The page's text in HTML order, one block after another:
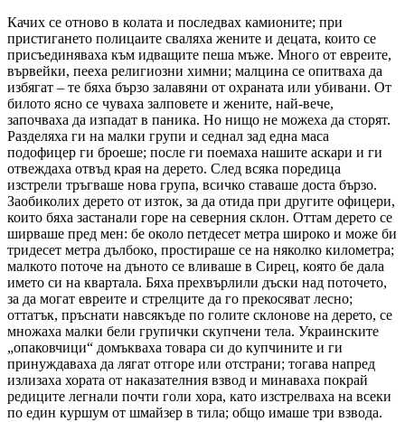
Качих се отново в колата и последвах камионите; при пристигането полицаите сваляха жените и децата, които се присъединяваха към идващите пеша мъже. Много от евреите, вървейки, пееха религиозни химни; малцина се опитваха да избягат – те бяха бързо залавяни от охраната или убивани. От билото ясно се чуваха залповете и жените, най-вече, започваха да изпадат в паника. Но нищо не можеха да сторят. Разделяха ги на малки групи и седнал зад една маса подофицер ги броеше; после ги поемаха нашите аскари и ги отвеждаха отвъд края на дерето. След всяка поредица изстрели тръгваше нова група, всичко ставаше доста бързо. Заобиколих дерето от изток, за да отида при другите офицери, които бяха застанали горе на северния склон. Оттам дерето се ширваше пред мен: бе около петдесет метра широко и може би тридесет метра дълбоко, простираше се на няколко километра; малкото поточе на дъното се вливаше в Сирец, която бе дала името си на квартала. Бяха прехвърлили дъски над поточето, за да могат евреите и стрелците да го прекосяват лесно; оттатък, пръснати навсякъде по голите склонове на дерето, се множаха малки бели групички скупчени тела. Украинските „опаковчици“ домъкваха товара си до купчините и ги принуждаваха да лягат отгоре или отстрани; тогава напред излизаха хората от наказателния взвод и минаваха покрай редиците легнали почти голи хора, като изстрелваха на всеки по един куршум от шмайзер в тила; общо имаше три взвода. Между екзекуциите няколко офицери оглеждаха телата и даваха смъртоносния изстрел с пистолет. На една височина над сцената се бяха разположили група офицери от SS и Вермахта. Там бе Йекелн със своя антураж, придружен от д-р Раш; разпознах също някои висши офицери от 6-а армия. Видях Томас, който ме забеляза, но не отвърна на поздрава ми. Отсреща малките групи се спускаха по склоновете на дерето и отиваха при скупчените тела, които все повече се разпростираха. Студът вече хапеше, но раздаваха ром и аз пийнах малко. Блобел се спусна с колата направо от нашата страна на дерето, сигурно бе направил пълна обиколка; отпиваше от плоска манерка и недоволстваше, викаше, че нещата не вървят достатъчно бързо. При все това темпото бе максимално ускорено. Стрелците бяха сменяни на всеки час и тези, които не стреляха, им носеха ром и зареждаха пълнителите им. Офицерите говореха малко, някои се опитваха да прикрият вълнението си. Ортскомандантурата бе докарала походна кухня и военен пастор приготвяше чай, за да сгрее Орпо и членовете на зондеркомандото. Когато стана време за обяд, висшите офицери се върнаха в града, но по-ниските чинове останаха да се хранят с хората. Тъй като екзекуциите трябваше да продължат без спиране, разположиха походната столова по-надолу, в една падина, откъдето не се виждаше дерето. За снабдяването отговаряше групата; когато отвориха консервите, при вида на дажбите черна кървавица хората започнаха бурно да недоволстват и да викат. Хефнер, който току-що бе изкарал цял час в доубиване, крещеше, захвърляйки отворените кутии на земята: „Що за идиотщина?“; зад мен един Вафен-SS шумно повръщаше. Самият аз бях пребледнял, от вида на кървавицата ми се повдигаше. Обърнах се към Хартл, фервалтунгсфюрера на групата, и го попитах как е могъл да допусне това. Но Хартл, изправен в смешно широките си бричове, оставаше невъзмутим. Тогава му изкрещях, че това е позор: „При това положение можеше и без подобна храна!“ Хартл ми обърна гръб и се отдалечи; Хефнер хвърляше консервите обратно в кашона, докато друг офицер, младият Нагел, се опитваше да ме успокои: „Хайде, оберщурмфюрер...“ – „Не, това не е нормално, такива неща трябва да се обмислят. Това е част от задълженията му.“ – „Напълно, мръщеше се Хефнер. Отивам да потърся нещо друго.“ Някой ми наля чашка ром, която изпих наведнъж; алкохолът ме прогори, стана ми по-добре. Хартл се върна и насочи дебелия си пръст към мен: „Оберщурмфюрер, не можете да ми говорите така.“ – „А вие не можете да... да... да.“, заекнах, сочейки обърнатите кашони. – „Майне херен!, излая Фогт. Никакви скандали, моля ви.“ Очевидно всички бяха изнервени до крайност. Отдалечих се и хапнах парче хляб със суров лук; зад мен офицерите оживено спореха. Малко по-късно висшите офицери се върнаха и Хартл явно е докладвал, защото Блобел дойде и ме смъмри от името на д-р Раш: „При подобни обстоятелства трябва да се държим като офицери.“ Заповяда ми да сменя Янсен, когато го освободят от дерето. „Носите ли оръжието си? Да? Никакви госпожички в моето командо, ясно ли е?“ Пенеше се, бе напълно пиян и вече почти не се владееше. Малко по-късно видях Янсен да се изкачва. Погледна ме мрачно: „Ваш ред е.“ От моята страна склонът на дерето бе твърде стръмен, за да мога да сляза, наложи се да го заобиколя и да вляза откъм дъното. Песъчливата почва край телата бе просмукана от възчерна кръв, поточето също бе почерняло от кръв. Ужасна миризма на изпражнения надмогваше мириса на кръв, много хора се изхождаха в момента на смъртта; за щастие вятърът бе силен и донякъде разсейваше зловонието. Отблизо нещата съвсем не протичаха така спокойно: идващите от височината на дерето евреи, погнати от аскарите и Орпо, виеха от ужас при вида на гледката, мъчеха се да се освободят, „опаковчиците“ ги удряха с пръчки или метални кабели, за да ги принудят да слязат и да легнат, дори на земята продължаваха да викат и се опитваха да станат, и децата се вкопчваха в живота точно както възрастните, изправяха се със скок на крака и хукваха, докато някой „опаковчик“ не ги настигнеше и повалеше, изстрелите често бяха неточни и хората биваха само ранени, но стрелците не обръщаха внимание и вече минаваха към следващата жертва, ранените се влачеха, гърчеха, стенеха от болка, други, напротив, оставаха безмълвни и парализирани от шока, с облещени очи. Хората стояха напред-назад, стреляха един през друг, почти без прекъсване. Бях като вцепенен, не знаех какво да правя. Графхорст дойде и ме разтърси за ръката: „Оберщурмфюрер!“ Посочи телата с пистолета си. „Опитайте се да довършвате ранените.“ Извадих пистолета си и тръгнах към една група: съвсем млад мъж ревеше от болка, насочих пистолета си към главата му и натиснах спусъка, но нямаше изстрел, бях забравил да освободя предпазителя, вдигнах го и пуснах куршум в челото му, той подскочи и внезапно млъкна. За да достигна някои от ранените, трябваше да вървя върху труповете, бялата и отпусната плът поддаваше под ботушите ми, костите предателски се чупеха и аз залитах, затъвах до глезените в кал и кръв. Бе ужасно и ме изпълваше с непоносимо чувство на отвращение, като онази вечер в Испания, в нужника с хлебарките, тогава бях малък, вторият ми баща ни бе подарил почивка в Каталуния, спяхме в някакво село и една вечер получих диария, хукнах към нужника в дъното на градината, светейки си с джобно фенерче, а дупката, през деня съвсем чиста, сега гъмжеше от огромни кафяви хлебарки, уплаших се, опитах се да стискам и се върнах в леглото, но спазмите бяха твърде силни, нямаше нощно гърне, обух големите си ботуши за дъжд и се върнах в нужника, казвайки си, че мога да разгоня хлебарките с крака и да свърша набързо, надникнах през вратата, осветявайки земята, после забелязах някакъв отблясък на стената, насочих лъча на фенерчето, стената също гъмжеше от хлебарки, всички стени, и таванът, и горният праг на вратата, бавно извих подадената си през вратата глава и те бяха там, черна, мърдаща маса, и тогава бавно, съвсем бавно изтеглих главата си и се върнах в стаята, и се стисках до сутринта. Изпитвах същото чувство, когато ходех върху телата на евреите, стрелях почти напосоки по всичко, което помръдваше, после се овладях и се опитах да внимавам повече, все пак хората трябваше да страдат възможно най-малко, но при всички положения можех да довършвам единствено последните, отдолу имаше още ранени, все още неумрели, но скоро щяха да бъдат. Не бях единственият загубил хладнокръвие, някои от стрелците също трепереха и пиеха между партидите. Забелязах един млад Вафен-SS, не знаех името му: започваше да стреля небрежно, с шмайзер на хълбока, смееше се ужасяващо и изпразваше пълнителя си наслуки, изстрел наляво, после надясно, после два изстрела, после три, като дете, което следва линията на паважа по някаква тайнствена вътрешна топография. Отидох при него и го разтърсих, но той продължаваше да се смее и да стреля точно пред мен, изтръгнах му шмайзера и го ударих през лицето, отпратих го при хората, които зареждаха пълнителите; Графхорст ми изпрати друг вместо него и аз му подхвърлих шмайзера, извиквайки: „И го прави чисто, ясно ли е ?!!“ Край мен водеха нова група: погледът ми срещна този на красиво младо момиче, почти голо, но много изискано, спокойно, с огромна тъга в очите. Отдалечих се. Когато се върнах, все още бе жива, полуобърната по гръб, куршумът бе излязъл под гърдата й и тя хриптеше, вкаменена, красивите й устни потрепваха и като че ли искаха да кажат нещо, гледаше ме втренчено с големите си изненадани, невярващи очи, очи на ранена птица, и този поглед се заби в мен, разкъса стомаха ми и от него изтече струя дървени стърготини, бях обикновена кукла и не усещах нищо, а същевременно с цялото си сърце исках да се наведа и да избърша пръстта и потта от челото й, да я погаля по бузата и да й кажа, че всичко е наред, че всичко ще се нареди, но вместо това нервно изстрелях куршум в главата й, което в крайна сметка бе същото, поне за нея, ако не за мен, защото, при мисълта за това безсмислено разхищение на хора, бях обзет от огромна, безкрайна ярост, продължавах да стрелям по нея и главата й се пръсна като плод, тогава ръката ми се отдели от мен и тръгна сама из дерето, стреляйки наляво и надясно, аз тичах след нея, правейки й знаци с другата ръка да ме изчака, но тя не искаше, подиграваше ми се и съвсем сама стреляше по ранените, без моята намеса, накрая, останал без дъх, се спрях и заплаках. Вече всичко свърши, мислех си, ръката ми никога няма да се завърне, но за моя голяма изненада тя отново бе тук, на мястото си, здраво захваната за рамото ми, а Хефнер се приближаваше към мен и ми казваше: „Достатъчно, оберщурмфюрер